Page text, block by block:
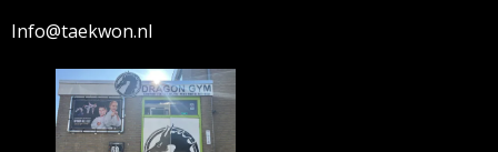
Info@taekwon.nl